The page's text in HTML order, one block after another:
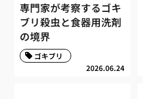
専門家が考察するゴキ
ブリ殺虫と食器用洗剤
の境界
2026.06.24
ゴキブリ